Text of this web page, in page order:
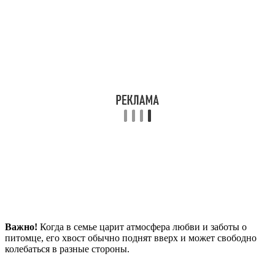
Важно! Когда в семье царит атмосфера любви и заботы о
питомце, его хвост обычно поднят вверх и может свободно
колебаться в разные стороны.